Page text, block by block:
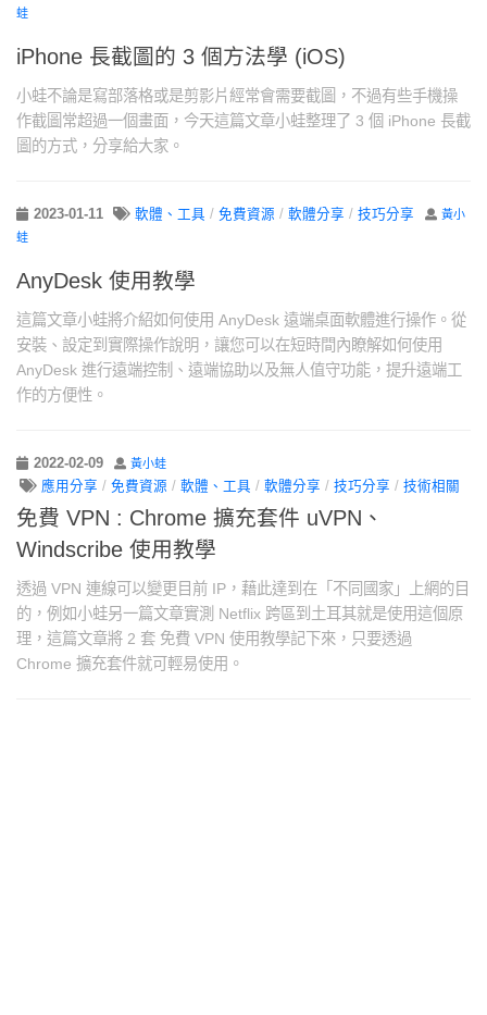
蛙
iPhone 長截圖的 3 個方法學 (iOS)
小蛙不論是寫部落格或是剪影片經常會需要截圖，不過有些手機操
作截圖常超過一個畫面，今天這篇文章小蛙整理了 3 個 iPhone 長截
圖的方式，分享給大家。
2023-01-11 軟體、工具 / 免費資源 / 軟體分享 / 技巧分享
黃小
蛙
AnyDesk 使用教學
這篇文章小蛙將介紹如何使用 AnyDesk 遠端桌面軟體進行操作。從
安裝、設定到實際操作說明，讓您可以在短時間內瞭解如何使用
AnyDesk 進行遠端控制、遠端協助以及無人值守功能，提升遠端工
作的方便性。
2022-02-09
應用分享 / 免費資源 / 軟體、工具 / 軟體分享 / 技巧分享 / 技術相關
黃小蛙
免費 VPN : Chrome 擴充套件 uVPN、
Windscribe 使用教學
透過 VPN 連線可以變更目前 IP，藉此達到在「不同國家」上網的目
的，例如小蛙另一篇文章實測 Netflix 跨區到土耳其就是使用這個原
理，這篇文章將 2 套 免費 VPN 使用教學記下來，只要透過
Chrome 擴充套件就可輕易使用。